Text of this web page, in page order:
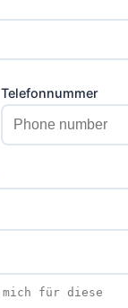
Telefonnummer